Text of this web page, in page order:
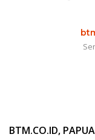
BTM.CO.ID, PAPUA